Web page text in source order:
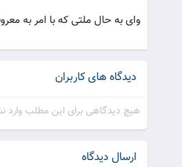
وای به حال ملتی که با امر به
دیدگاه های کاربران
هیچ دیدگاهی برای این مطلب وارد
ارسال دیدگاه